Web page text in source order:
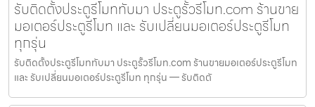
รับติดตั้งประตูรีโมททับมา ประตูรั้วรีโมท.com ร้านขาย
มอเตอร์ประตูรีโมท และ รับเปลี่ยนมอเตอร์ประตูรีโมท
ทุกรุ่น
รับติดตั้งประตูรีโมททับมา ประตูรั้วรีโมท.com ร้านขายมอเตอร์ประตูรีโมท
และ รับเปลี่ยนมอเตอร์ประตูรีโมท ทุกรุ่น — รับติดตั